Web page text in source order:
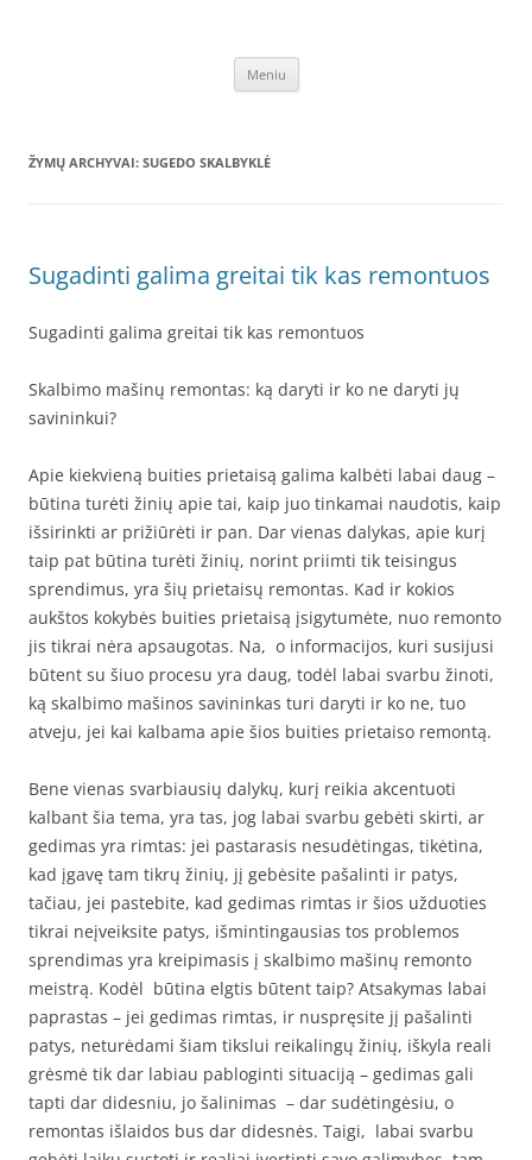
sukūrimui – verslo internete stiprinimui, paslaugų ar prekių
Meniu
ŽYMŲ ARCHYVAI: SUGEDO SKALBYKLĖ
Sugadinti galima greitai tik kas remontuos
Sugadinti galima greitai tik kas remontuos
Skalbimo mašinų remontas: ką daryti ir ko ne daryti jų
savininkui?
Apie kiekvieną buities prietaisą galima kalbėti labai daug –
būtina turėti žinių apie tai, kaip juo tinkamai naudotis, kaip
išsirinkti ar prižiūrėti ir pan. Dar vienas dalykas, apie kurį
taip pat būtina turėti žinių, norint priimti tik teisingus
sprendimus, yra šių prietaisų remontas. Kad ir kokios
aukštos kokybės buities prietaisą įsigytumėte, nuo remonto
jis tikrai nėra apsaugotas. Na, o informacijos, kuri susijusi
būtent su šiuo procesu yra daug, todėl labai svarbu žinoti,
ką skalbimo mašinos savininkas turi daryti ir ko ne, tuo
atveju, jei kai kalbama apie šios buities prietaiso remontą.
Bene vienas svarbiausių dalykų, kurį reikia akcentuoti
kalbant šia tema, yra tas, jog labai svarbu gebėti skirti, ar
gedimas yra rimtas: jei pastarasis nesudėtingas, tikėtina,
kad įgavę tam tikrų žinių, jį gebėsite pašalinti ir patys,
tačiau, jei pastebite, kad gedimas rimtas ir šios užduoties
tikrai neįveiksite patys, išmintingausias tos problemos
sprendimas yra kreipimasis į skalbimo mašinų remonto
meistrą. Kodėl būtina elgtis būtent taip? Atsakymas labai
paprastas – jei gedimas rimtas, ir nuspręsite jį pašalinti
patys, neturėdami šiam tikslui reikalingų žinių, iškyla reali
grėsmė tik dar labiau pabloginti situaciją – gedimas gali
tapti dar didesniu, jo šalinimas – dar sudėtingėsiu, o
remontas išlaidos bus dar didesnės. Taigi, labai svarbu